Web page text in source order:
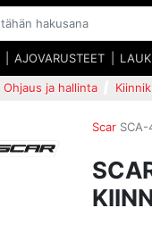
AJOVARUSTEET
Ohjaus ja hallinta
Scar SCA-